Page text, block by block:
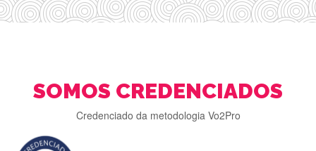
SOMOS CREDENCIADOS
Credenciado da metodologia Vo2Pro